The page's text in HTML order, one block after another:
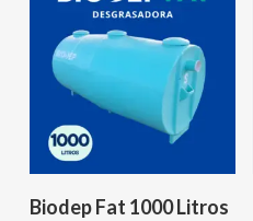
Leer Más
Biodep Fat 1000 Litros